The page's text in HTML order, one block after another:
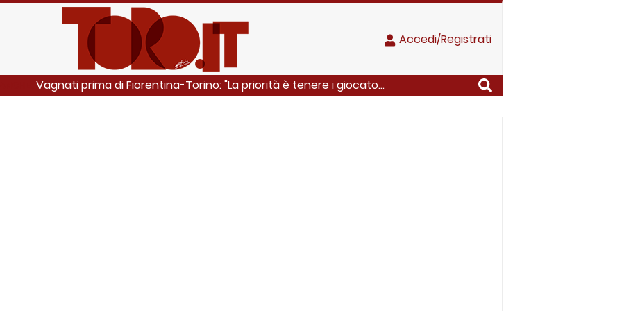
Accedi/Registrati
Vagnati prima di Fiorentina-Torino: "La priorità è tenere i giocato...